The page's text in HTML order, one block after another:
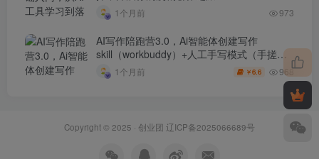
1个月前 973
AI写作陪跑营3.0，Ai智能体创建写作
skill（workbuddy）+人工手写模式（手搓模
式），去除AI痕迹（头条号、公众号、百家
号）
1个月前 ￥6.6 968
Copyright © 2025 · 创业团 辽ICP备2025066689号